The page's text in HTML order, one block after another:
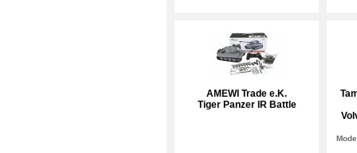
AMEWI Trade e.K.
Tiger Panzer IR Battle